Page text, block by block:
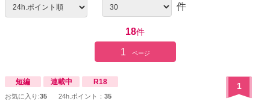
件
18件
1 ページ
短編 連載中 R18
お気に入り:35 24h.ポイント： 35
1